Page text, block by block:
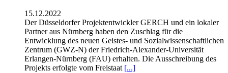
15.12.2022
Der Düsseldorfer Projektentwickler GERCH und ein lokaler
Partner aus Nürnberg haben den Zuschlag für die
Entwicklung des neuen Geistes- und Sozialwissenschaftlichen
Zentrum (GWZ-N) der Friedrich-Alexander-Universität
Erlangen-Nürnberg (FAU) erhalten. Die Ausschreibung des
Projekts erfolgte vom Freistaat [...]